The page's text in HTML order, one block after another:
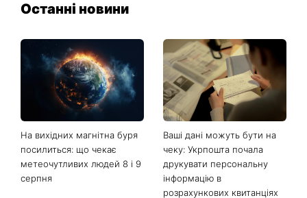
Останні новини
На вихідних магнітна буря
посилиться: що чекає
метеочутливих людей 8 і 9
серпня
Ваші дані можуть бути на
чеку: Укрпошта почала
друкувати персональну
інформацію в
розрахункових квитанціях